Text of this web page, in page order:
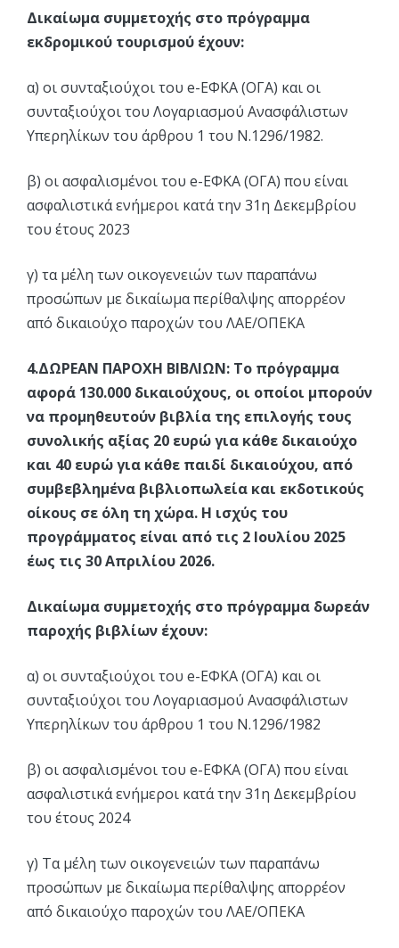
Δικαίωμα συμμετοχής στο πρόγραμμα
εκδρομικού τουρισμού έχουν:
α) οι συνταξιούχοι του e-ΕΦΚΑ (ΟΓΑ) και οι
συνταξιούχοι του Λογαριασμού Ανασφάλιστων
Υπερηλίκων του άρθρου 1 του Ν.1296/1982.
β) οι ασφαλισμένοι του e-ΕΦΚΑ (ΟΓΑ) που είναι
ασφαλιστικά ενήμεροι κατά την 31η Δεκεμβρίου
του έτους 2023
γ) τα μέλη των οικογενειών των παραπάνω
προσώπων με δικαίωμα περίθαλψης απορρέον
από δικαιούχο παροχών του ΛΑΕ/ΟΠΕΚΑ
4.ΔΩΡΕΑΝ ΠΑΡΟΧΗ ΒΙΒΛΙΩΝ: Το πρόγραμμα
αφορά 130.000 δικαιούχους, οι οποίοι μπορούν
να προμηθευτούν βιβλία της επιλογής τους
συνολικής αξίας 20 ευρώ για κάθε δικαιούχο
και 40 ευρώ για κάθε παιδί δικαιούχου, από
συμβεβλημένα βιβλιοπωλεία και εκδοτικούς
οίκους σε όλη τη χώρα. Η ισχύς του
προγράμματος είναι από τις 2 Ιουλίου 2025
έως τις 30 Απριλίου 2026.
Δικαίωμα συμμετοχής στο πρόγραμμα δωρεάν
παροχής βιβλίων έχουν:
α) οι συνταξιούχοι του e-ΕΦΚΑ (ΟΓΑ) και οι
συνταξιούχοι του Λογαριασμού Ανασφάλιστων
Υπερηλίκων του άρθρου 1 του Ν.1296/1982
β) οι ασφαλισμένοι του e-ΕΦΚΑ (ΟΓΑ) που είναι
ασφαλιστικά ενήμεροι κατά την 31η Δεκεμβρίου
του έτους 2024
γ) Τα μέλη των οικογενειών των παραπάνω
προσώπων με δικαίωμα περίθαλψης απορρέον
από δικαιούχο παροχών του ΛΑΕ/ΟΠΕΚΑ